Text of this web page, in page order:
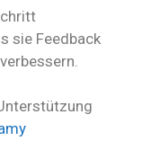
sie Feedback